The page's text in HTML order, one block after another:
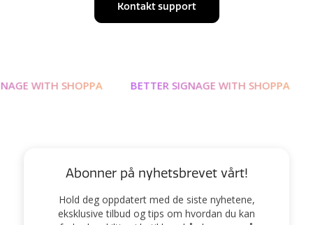
Kontakt support
SHOPPA BETTER SIGNAGE WITH SHOPPA
Abonner på nyhetsbrevet vårt!
Hold deg oppdatert med de siste nyhetene,
eksklusive tilbud og tips om hvordan du kan